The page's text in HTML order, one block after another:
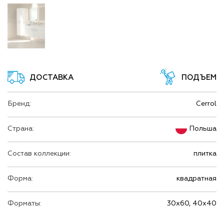
ДОСТАВКА ПОДЪЕМ
Бренд: Cerrol
Страна: Польша
Состав коллекции: плитка
Форма: квадратная
Форматы: 30х60, 40х40